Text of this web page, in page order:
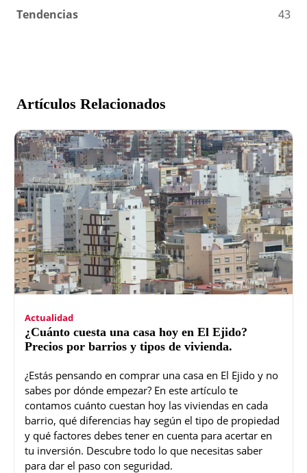
Tendencias
43
Artículos Relacionados
Actualidad
¿Cuánto cuesta una casa hoy en El Ejido?
Precios por barrios y tipos de vivienda.
¿Estás pensando en comprar una casa en El Ejido y no
sabes por dónde empezar? En este artículo te
contamos cuánto cuestan hoy las viviendas en cada
barrio, qué diferencias hay según el tipo de propiedad
y qué factores debes tener en cuenta para acertar en
tu inversión. Descubre todo lo que necesitas saber
para dar el paso con seguridad.